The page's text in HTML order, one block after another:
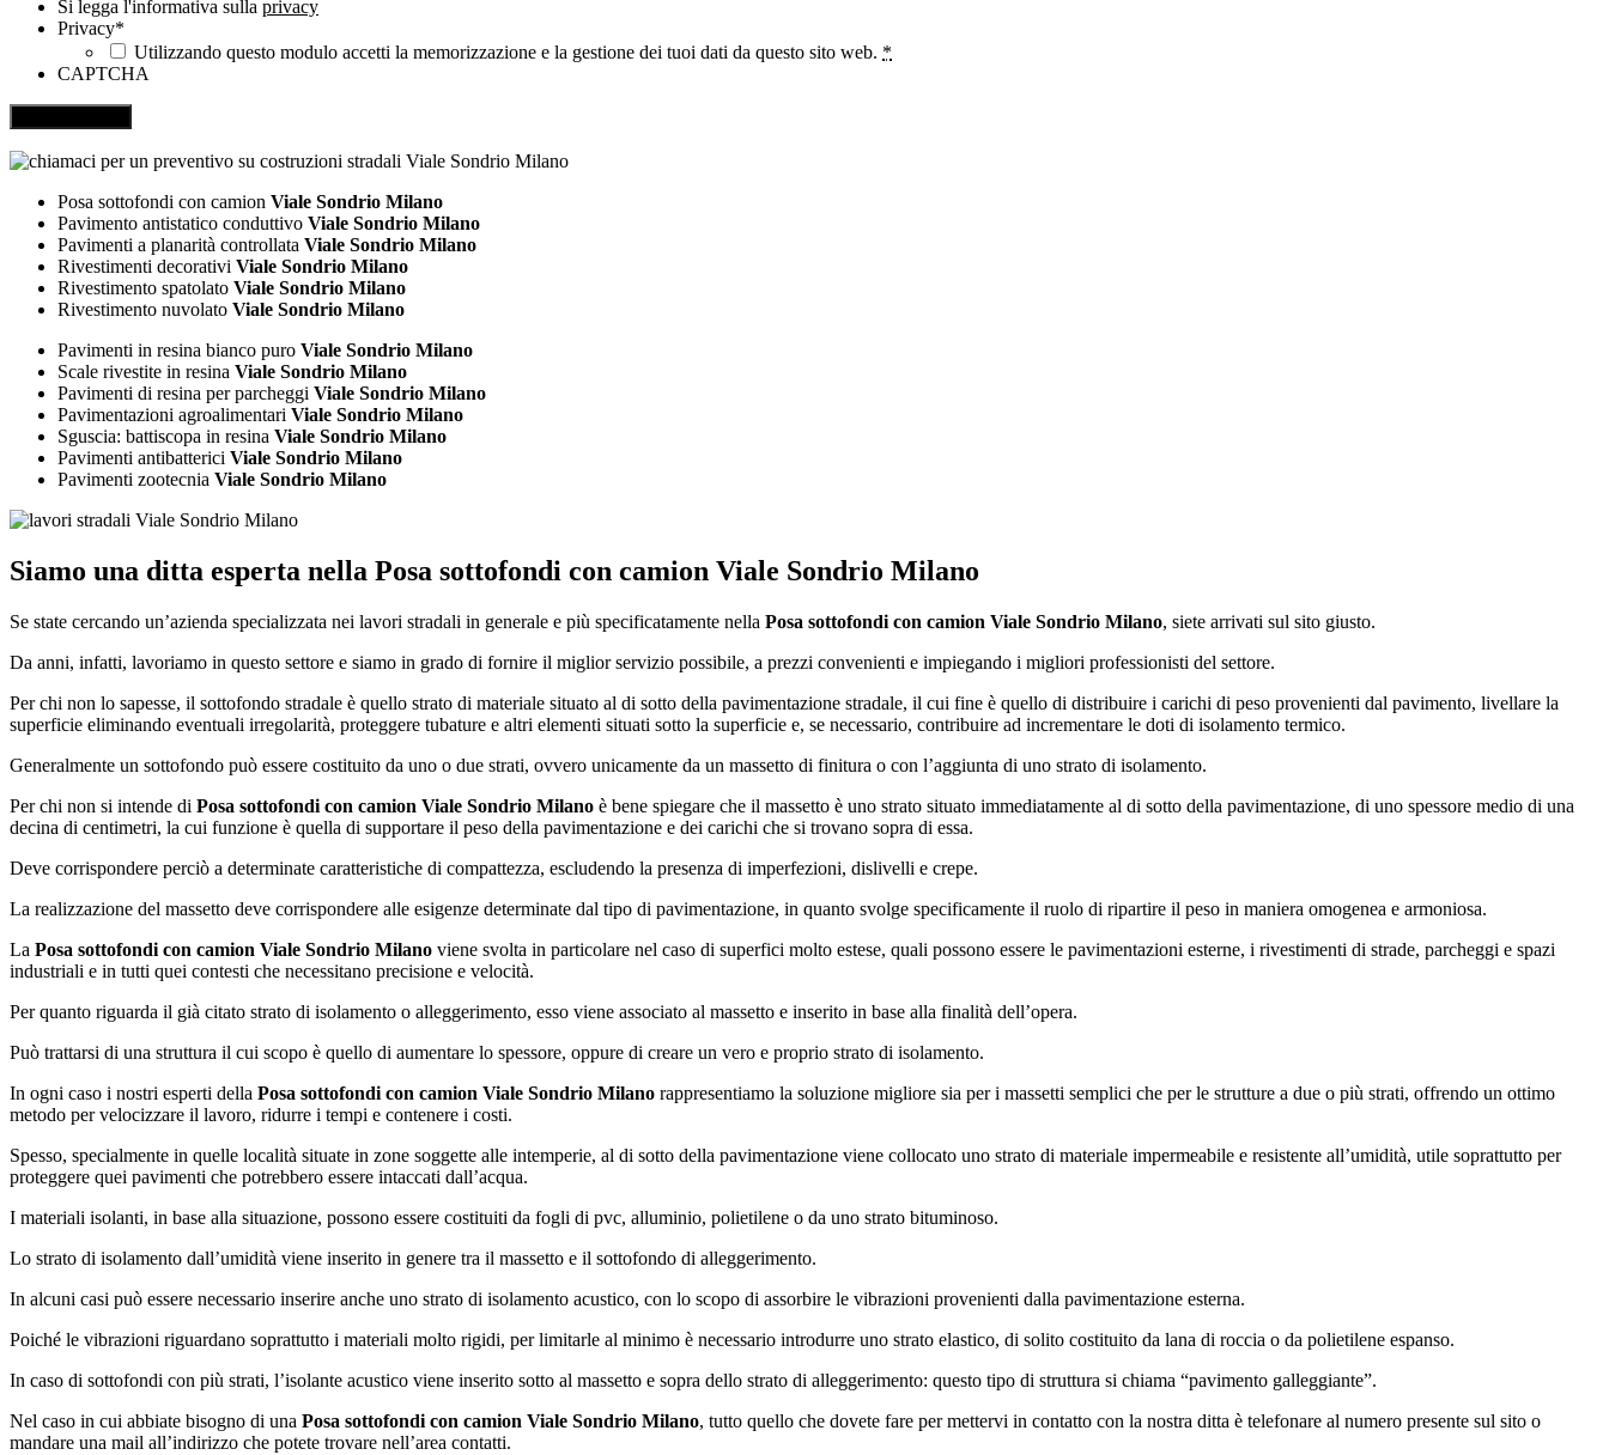
Si legga l'informativa sulla privacy
Privacy*
Utilizzando questo modulo accetti la memorizzazione e la gestione dei tuoi dati da questo sito web. *
CAPTCHA
Posa sottofondi con camion Viale Sondrio Milano
Pavimento antistatico conduttivo Viale Sondrio Milano
Pavimenti a planarità controllata Viale Sondrio Milano
Rivestimenti decorativi Viale Sondrio Milano
Rivestimento spatolato Viale Sondrio Milano
Rivestimento nuvolato Viale Sondrio Milano
Pavimenti in resina bianco puro Viale Sondrio Milano
Scale rivestite in resina Viale Sondrio Milano
Pavimenti di resina per parcheggi Viale Sondrio Milano
Pavimentazioni agroalimentari Viale Sondrio Milano
Sguscia: battiscopa in resina Viale Sondrio Milano
Pavimenti antibatterici Viale Sondrio Milano
Pavimenti zootecnia Viale Sondrio Milano
Siamo una ditta esperta nella Posa sottofondi con camion Viale Sondrio Milano
Se state cercando un’azienda specializzata nei lavori stradali in generale e più specificatamente nella Posa sottofondi con camion Viale Sondrio Milano, siete arrivati sul sito giusto.
Da anni, infatti, lavoriamo in questo settore e siamo in grado di fornire il miglior servizio possibile, a prezzi convenienti e impiegando i migliori professionisti del settore.
Per chi non lo sapesse, il sottofondo stradale è quello strato di materiale situato al di sotto della pavimentazione stradale, il cui fine è quello di distribuire i carichi di peso provenienti dal pavimento, livellare la
superficie eliminando eventuali irregolarità, proteggere tubature e altri elementi situati sotto la superficie e, se necessario, contribuire ad incrementare le doti di isolamento termico.
Generalmente un sottofondo può essere costituito da uno o due strati, ovvero unicamente da un massetto di finitura o con l’aggiunta di uno strato di isolamento.
Per chi non si intende di Posa sottofondi con camion Viale Sondrio Milano è bene spiegare che il massetto è uno strato situato immediatamente al di sotto della pavimentazione, di uno spessore medio di una
decina di centimetri, la cui funzione è quella di supportare il peso della pavimentazione e dei carichi che si trovano sopra di essa.
Deve corrispondere perciò a determinate caratteristiche di compattezza, escludendo la presenza di imperfezioni, dislivelli e crepe.
La realizzazione del massetto deve corrispondere alle esigenze determinate dal tipo di pavimentazione, in quanto svolge specificamente il ruolo di ripartire il peso in maniera omogenea e armoniosa.
La Posa sottofondi con camion Viale Sondrio Milano viene svolta in particolare nel caso di superfici molto estese, quali possono essere le pavimentazioni esterne, i rivestimenti di strade, parcheggi e spazi
industriali e in tutti quei contesti che necessitano precisione e velocità.
Per quanto riguarda il già citato strato di isolamento o alleggerimento, esso viene associato al massetto e inserito in base alla finalità dell’opera.
Può trattarsi di una struttura il cui scopo è quello di aumentare lo spessore, oppure di creare un vero e proprio strato di isolamento.
In ogni caso i nostri esperti della Posa sottofondi con camion Viale Sondrio Milano rappresentiamo la soluzione migliore sia per i massetti semplici che per le strutture a due o più strati, offrendo un ottimo
metodo per velocizzare il lavoro, ridurre i tempi e contenere i costi.
Spesso, specialmente in quelle località situate in zone soggette alle intemperie, al di sotto della pavimentazione viene collocato uno strato di materiale impermeabile e resistente all’umidità, utile soprattutto per
proteggere quei pavimenti che potrebbero essere intaccati dall’acqua.
I materiali isolanti, in base alla situazione, possono essere costituiti da fogli di pvc, alluminio, polietilene o da uno strato bituminoso.
Lo strato di isolamento dall’umidità viene inserito in genere tra il massetto e il sottofondo di alleggerimento.
In alcuni casi può essere necessario inserire anche uno strato di isolamento acustico, con lo scopo di assorbire le vibrazioni provenienti dalla pavimentazione esterna.
Poiché le vibrazioni riguardano soprattutto i materiali molto rigidi, per limitarle al minimo è necessario introdurre uno strato elastico, di solito costituito da lana di roccia o da polietilene espanso.
In caso di sottofondi con più strati, l’isolante acustico viene inserito sotto al massetto e sopra dello strato di alleggerimento: questo tipo di struttura si chiama “pavimento galleggiante”.
Nel caso in cui abbiate bisogno di una Posa sottofondi con camion Viale Sondrio Milano, tutto quello che dovete fare per mettervi in contatto con la nostra ditta è telefonare al numero presente sul sito o
mandare una mail all’indirizzo che potete trovare nell’area contatti.